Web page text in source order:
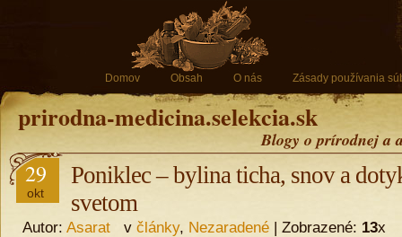
Domov Obsah O nás Zásady používania
prirodna-medicina.selekcia.sk
Blogy o prírodnej a
29
okt
Poniklec – bylina ticha, snov a
svetom
Autor: Asarat v články, Nezaradené | Zobrazené: 13x